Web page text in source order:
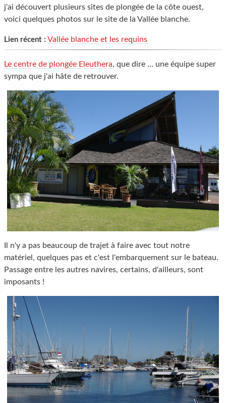
j'ai découvert plusieurs sites de plongée de la côte ouest,
voici quelques photos sur le site de la Vallée blanche.
Lien récent : Vallée blanche et les requins
Le centre de plongée Eleuthera, que dire ... une équipe super
sympa que j'ai hâte de retrouver.
Il n'y a pas beaucoup de trajet à faire avec tout notre
matériel, quelques pas et c'est l'embarquement sur le bateau.
Passage entre les autres navires, certains, d'ailleurs, sont
imposants !